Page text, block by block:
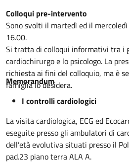
Colloqui pre-intervento
Sono svolti il martedì ed il
16.00.
Si tratta di colloqui informativi tra i
cardiochirurgo e lo psicologo. La
richiesta ai fini del colloquio, ma è
famiglia lo desidera.
Memorandum
I controlli cardiologici
La visita cardiologica, ECG ed
eseguite presso gli ambulatori di
dell’età evolutiva situati presso il
pad.23 piano terra ALA A.